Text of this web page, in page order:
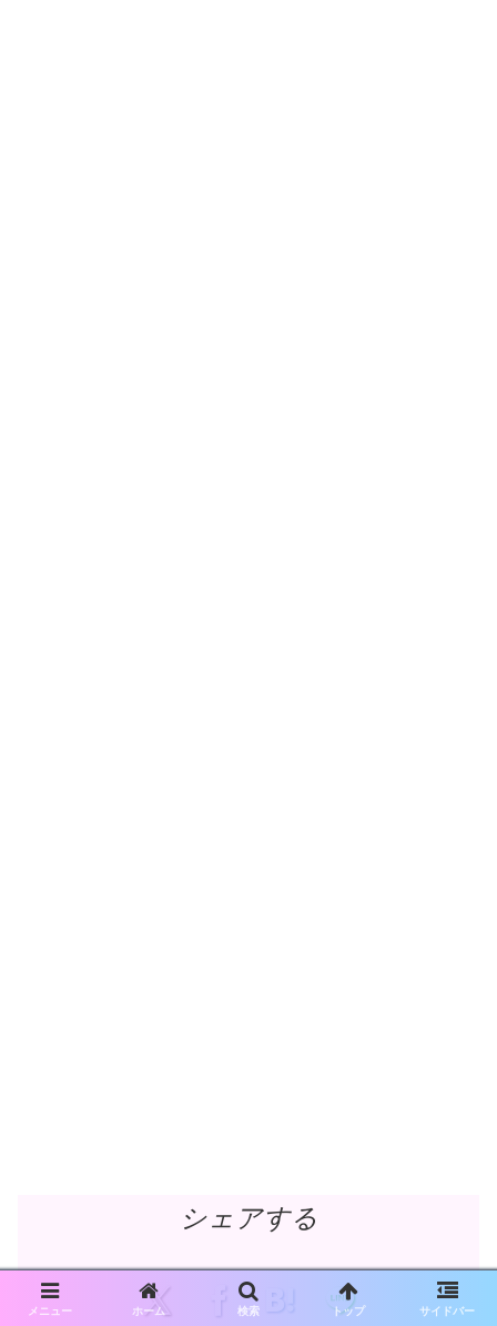
シェアする
メニュー ホーム 検索 トップ サイドバー